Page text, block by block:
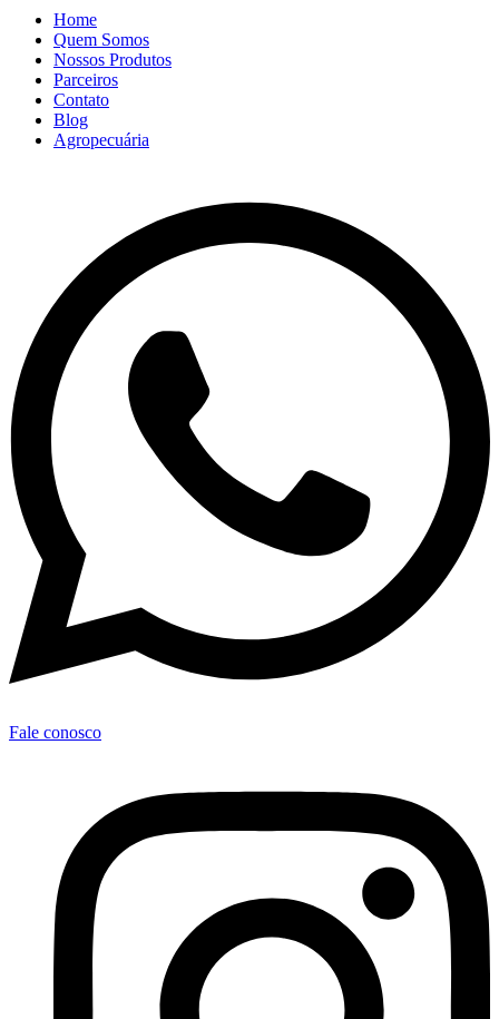
Home
Quem Somos
Nossos Produtos
Parceiros
Contato
Blog
Agropecuária
Fale conosco